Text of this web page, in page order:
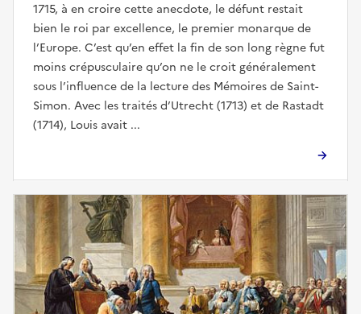
1715, à en croire cette anecdote, le défunt restait
bien le roi par excellence, le premier monarque de
l’Europe. C’est qu’en effet la fin de son long règne fut
moins crépusculaire qu’on ne le croit généralement
sous l’influence de la lecture des Mémoires de Saint-
Simon. Avec les traités d’Utrecht (1713) et de Rastadt
(1714), Louis avait ...